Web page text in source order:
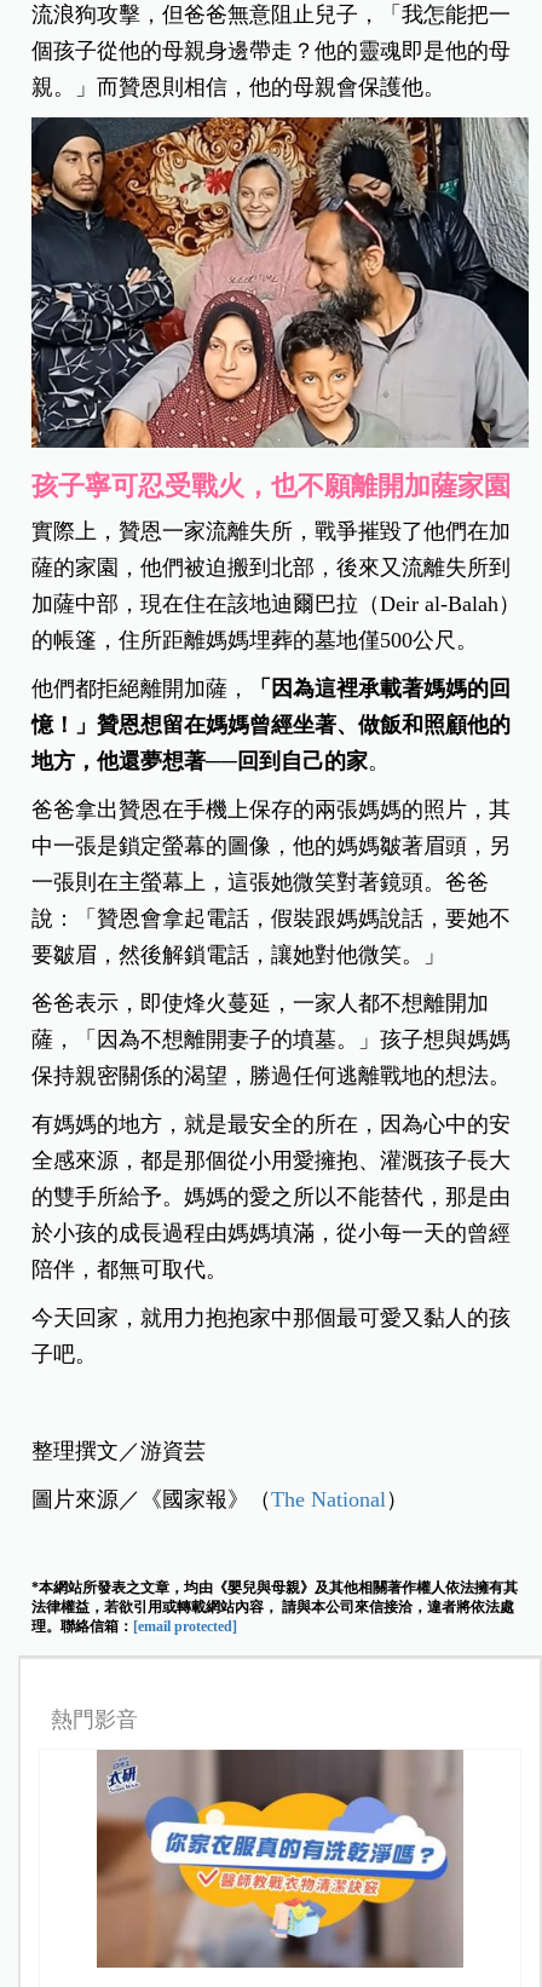
流浪狗攻擊，但爸爸無意阻止兒子，「我怎能把一
個孩子從他的母親身邊帶走？他的靈魂即是他的母
親。」而贊恩則相信，他的母親會保護他。
孩子寧可忍受戰火，也不願離開加薩家園
實際上，贊恩一家流離失所，戰爭摧毀了他們在加
薩的家園，他們被迫搬到北部，後來又流離失所到
加薩中部，現在住在該地迪爾巴拉（Deir al-Balah）
的帳篷，住所距離媽媽埋葬的墓地僅500公尺。
他們都拒絕離開加薩，
「因為這裡承載著媽媽的回
憶！」贊恩想留在媽媽曾經坐著、做飯和照顧他的
地方，他還夢想著──回到自己的家。
爸爸拿出贊恩在手機上保存的兩張媽媽的照片，其
中一張是鎖定螢幕的圖像，他的媽媽皺著眉頭，另
一張則在主螢幕上，這張她微笑對著鏡頭。爸爸
說：「贊恩會拿起電話，假裝跟媽媽說話，要她不
要皺眉，然後解鎖電話，讓她對他微笑。」
爸爸表示，即使烽火蔓延，一家人都不想離開加
薩，「因為不想離開妻子的墳墓。」孩子想與媽媽
保持親密關係的渴望，勝過任何逃離戰地的想法。
有媽媽的地方，就是最安全的所在，因為心中的安
全感來源，都是那個從小用愛擁抱、灌溉孩子長大
的雙手所給予。媽媽的愛之所以不能替代，那是由
於小孩的成長過程由媽媽填滿，從小每一天的曾經
陪伴，都無可取代。
今天回家，就用力抱抱家中那個最可愛又黏人的孩
子吧。
整理撰文／游資芸
圖片來源／《國家報》（The National）
*本網站所發表之文章，均由《嬰兒與母親》及其他相關著作權人依法擁有其
法律權益，若欲引用或轉載網站內容， 請與本公司來信接洽，違者將依法處
理。聯絡信箱： [email protected]
熱門影音